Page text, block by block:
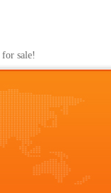
sale!